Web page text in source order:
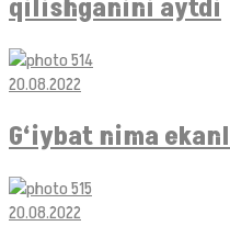
qilishganini aytdi
20.08.2022
G‘iybat nima
20.08.2022